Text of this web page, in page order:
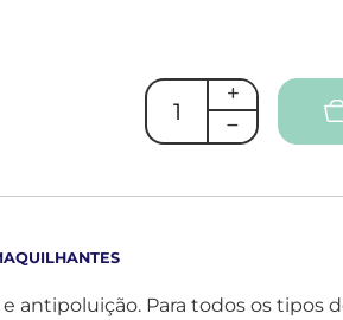
antipoluição. Para todos os tipos